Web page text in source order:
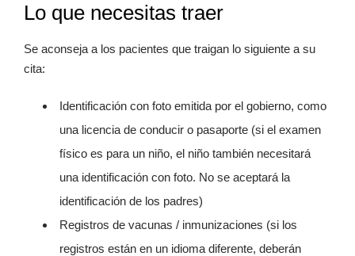
Lo que necesitas traer
Se aconseja a los pacientes que traigan lo siguiente a su
cita:
Identificación con foto emitida por el gobierno, como
una licencia de conducir o pasaporte (si el examen
físico es para un niño, el niño también necesitará
una identificación con foto. No se aceptará la
identificación de los padres)
Registros de vacunas / inmunizaciones (si los
registros están en un idioma diferente, deberán